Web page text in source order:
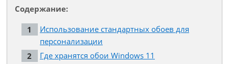
Содержание:
Использование стандартных обоев для
персонализации
Где хранятся обои Windows 11